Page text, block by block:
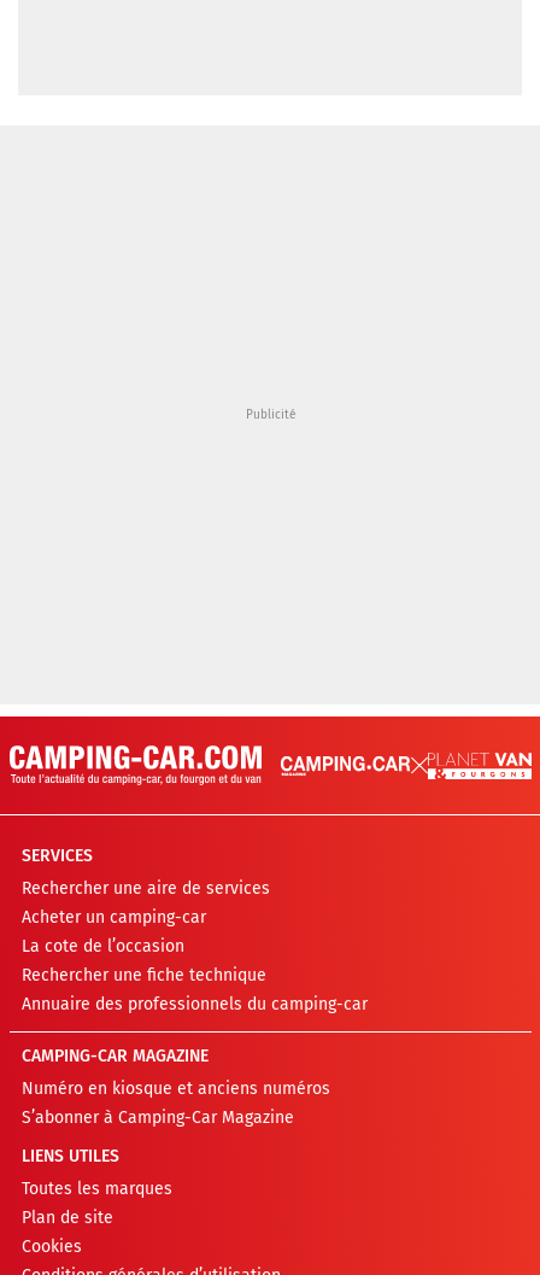
SERVICES
Rechercher une aire de services
Acheter un camping-car
La cote de l’occasion
Rechercher une fiche technique
Annuaire des professionnels du camping-car
CAMPING-CAR MAGAZINE
Numéro en kiosque et anciens numéros
S’abonner à Camping-Car Magazine
LIENS UTILES
Toutes les marques
Plan de site
Cookies